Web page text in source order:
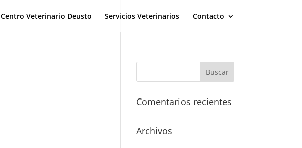
Centro Veterinario Deusto Servicios Veterinarios Contacto
Comentarios recientes
Archivos